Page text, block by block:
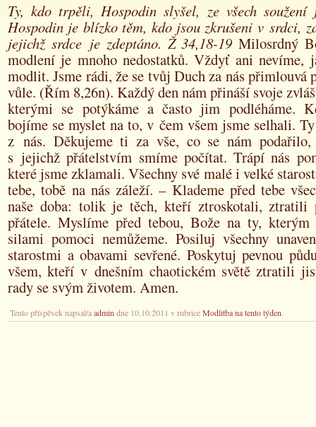
Ty, kdo trpěli, Hospodin slyšel, ze všech soužení
Hospodin je blízko těm, kdo jsou zkrušeni v srdci,
jejichž srdceje zdeptáno. Ž 34,18-19Milosrdný
modlení je mnoho nedostatků. Vždyť ani nevíme,
modlit. Jsme rádi, že se tvůj Duch za nás přimlouvá
vůle. (Řím 8,26n). Každý den nám přináší svoje
kterými se potýkáme a často jim podléháme.
bojíme se myslet na to, v čem všem jsme selhali.
z nás. Děkujeme ti za vše, co se nám podařilo,
s jejichž přátelstvím smíme počítat. Trápí nás
které jsme zklamali. Všechny své malé i velké
tebe, tobě na nás záleží. – Klademe před tebe
naše doba: tolik je těch, kteří ztroskotali, ztratili
přátele. Myslíme před tebou, Bože na ty,
silami pomoci nemůžeme. Posiluj všechny
starostmi a obavami sevřené. Poskytuj pevnou
všem, kteří v dnešním chaotickém světě ztratili
rady se svým životem. Amen.
Tento příspěvek napsal/aadmin dne 10.10.2011 v rubriceModlitba na tento týden.